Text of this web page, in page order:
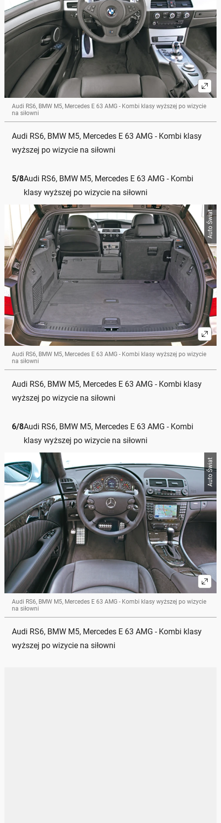
Audi RS6, BMW M5, Mercedes E 63 AMG - Kombi klasy wyższej po wizycie
na siłowni
Audi RS6, BMW M5, Mercedes E 63 AMG - Kombi klasy
wyższej po wizycie na siłowni
5/8Audi RS6, BMW M5, Mercedes E 63 AMG - Kombi
klasy wyższej po wizycie na siłowni
Auto Świat
Audi RS6, BMW M5, Mercedes E 63 AMG - Kombi klasy wyższej po wizycie
na siłowni
Audi RS6, BMW M5, Mercedes E 63 AMG - Kombi klasy
wyższej po wizycie na siłowni
6/8Audi RS6, BMW M5, Mercedes E 63 AMG - Kombi
klasy wyższej po wizycie na siłowni
Auto Świat
Audi RS6, BMW M5, Mercedes E 63 AMG - Kombi klasy wyższej po wizycie
na siłowni
Audi RS6, BMW M5, Mercedes E 63 AMG - Kombi klasy
wyższej po wizycie na siłowni